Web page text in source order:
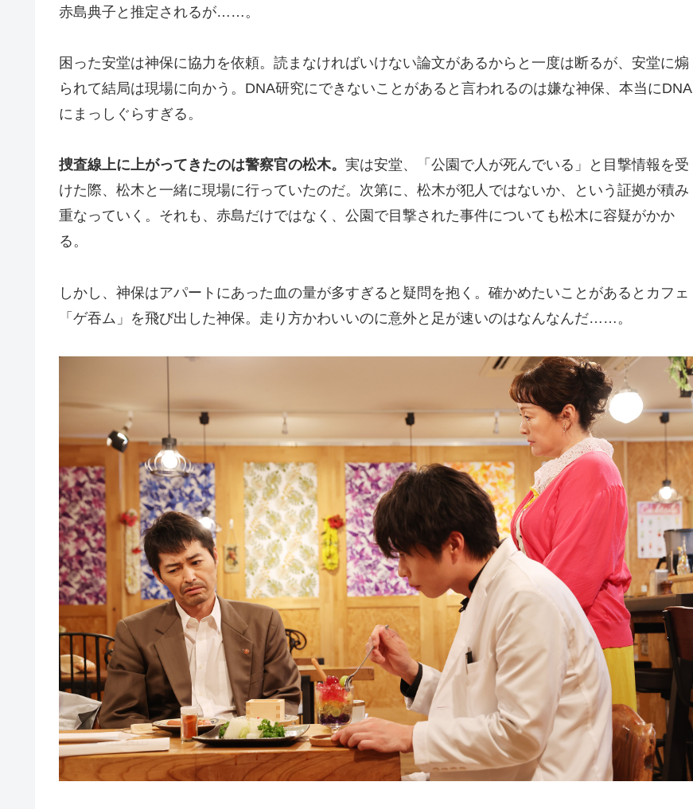
赤島典子と推定されるが……。
困った安堂は神保に協力を依頼。読まなければいけない論文があるからと一度は断るが、安堂に煽
られて結局は現場に向かう。DNA研究にできないことがあると言われるのは嫌な神保、本当にDNA
にまっしぐらすぎる。
捜査線上に上がってきたのは警察官の松木。 実は安堂、「公園で人が死んでいる」と目撃情報を受
けた際、松木と一緒に現場に行っていたのだ。次第に、松木が犯人ではないか、という証拠が積み
重なっていく。それも、赤島だけではなく、公園で目撃された事件についても松木に容疑がかか
る。
しかし、神保はアパートにあった血の量が多すぎると疑問を抱く。確かめたいことがあるとカフェ
「ゲ吞ム」を飛び出した神保。走り方かわいいのに意外と足が速いのはなんなんだ……。